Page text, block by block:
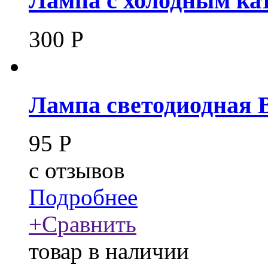
300 Р
Лампа светодиодная
95 Р
c отзывов
Подробнее
+Сравнить
товар в наличии